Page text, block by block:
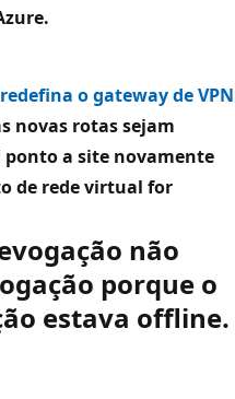
redefina o gateway de VPN
novas rotas sejam
ponto a site novamente
de rede virtual for
não
porque o
estava offline.